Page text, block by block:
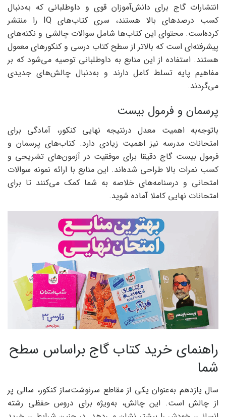
انتشارات گاج برای دانش‌آموزان قوی و داوطلبانی که به‌دنبال
کسب درصدهای بالا هستند، سری کتاب‌های IQ را منتشر
کرده‌است. محتوای این کتاب‌ها شامل سوالات چالشی و نکته‌های
پیشرفته‌ای است که بالاتر از سطح کتاب درسی و کنکورهای معمول
هستند. استفاده از این منابع به داوطلبانی توصیه می‌شود که بر
مفاهیم پایه تسلط کامل دارند و به‌دنبال چالش‌های جدیدی
می‌گردند.
پرسمان و فرمول بیست
باتوجه‌به اهمیت معدل درنتیجه نهایی کنکور، آمادگی برای
امتحانات مدرسه نیز اهمیت زیادی دارد. کتاب‌های پرسمان و
فرمول بیست گاج دقیقا برای موفقیت در آزمون‌های تشریحی و
کسب نمرات بالا طراحی شده‌اند. این منابع با ارائه نمونه سوالات
امتحانی و درسنامه‌های خلاصه به شما کمک می‌کنند تا برای
امتحانات نهایی کاملا آماده شوید.
راهنمای خرید کتاب گاج براساس سطح
شما
سال یازدهم به‌عنوان یکی از مقاطع سرنوشت‌ساز کنکور، سالی پر
از چالش است. این چالش، به‌ویژه برای دروس حفظی رشته